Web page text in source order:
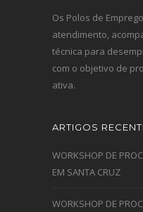
Os Polos de
atendimento,
técnica para
com o objetivo de
ativa.
ARTIGOS
WORKSHOP DE
EM SANTA CRUZ
WORKSHOP DE